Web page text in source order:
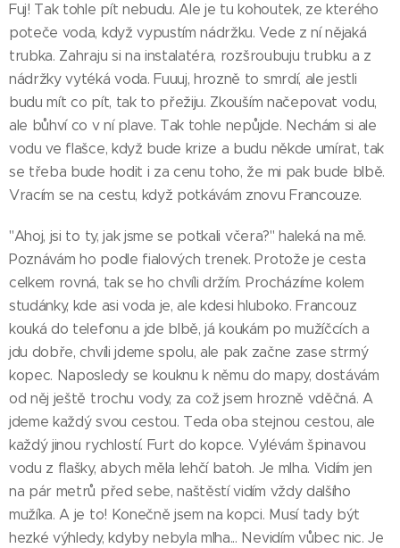
Fuj! Tak tohle pít nebudu. Ale je tu kohoutek, ze kterého
poteče voda, když vypustím nádržku. Vede z ní nějaká
trubka. Zahraju si na instalatéra, rozšroubuju trubku a z
nádržky vytéká voda. Fuuuj, hrozně to smrdí, ale jestli
budu mít co pít, tak to přežiju. Zkouším načepovat vodu,
ale bůhví co v ní plave. Tak tohle nepůjde. Nechám si ale
vodu ve flašce, když bude krize a budu někde umírat, tak
se třeba bude hodit i za cenu toho, že mi pak bude blbě.
Vracím se na cestu, když potkávám znovu Francouze.
"Ahoj, jsi to ty, jak jsme se potkali včera?" haleká na mě.
Poznávám ho podle fialových trenek. Protože je cesta
celkem rovná, tak se ho chvíli držím. Procházíme kolem
studánky, kde asi voda je, ale kdesi hluboko. Francouz
kouká do telefonu a jde blbě, já koukám po mužíčcích a
jdu dobře, chvíli jdeme spolu, ale pak začne zase strmý
kopec. Naposledy se kouknu k němu do mapy, dostávám
od něj ještě trochu vody, za což jsem hrozně vděčná. A
jdeme každý svou cestou. Teda oba stejnou cestou, ale
každý jinou rychlostí. Furt do kopce. Vylévám špinavou
vodu z flašky, abych měla lehčí batoh. Je mlha. Vidím jen
na pár metrů před sebe, naštěstí vidím vždy dalšího
mužíka. A je to! Konečně jsem na kopci. Musí tady být
hezké výhledy, kdyby nebyla mlha... Nevidím vůbec nic. Je